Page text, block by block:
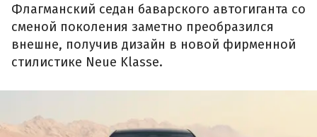
Флагманский седан баварского автогиганта со
сменой поколения заметно преобразился
внешне, получив дизайн в новой фирменной
стилистике Neue Klasse.